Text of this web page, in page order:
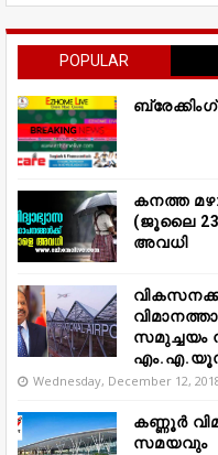
POPULAR
കനത്ത
(ജൂലൈ
അവധി
സമുച്ചയം
Wednesday, December 12,
കണ്ണൂർ
സമയവും